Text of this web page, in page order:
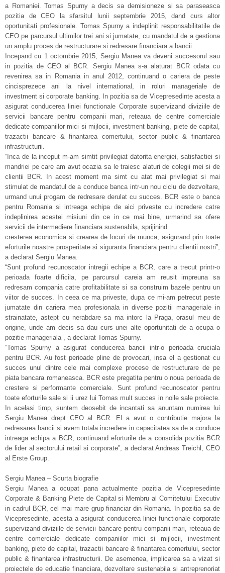
a Romaniei. Tomas Spurny a decis sa demisioneze si sa paraseasca
pozitia de CEO la sfarsitul lunii septembrie 2015, dand curs altor
oportunitati profesionale. Tomas Spurny a indeplinit responsabilitatile de
CEO pe parcursul ultimilor trei ani si jumatate, cu mandatul de a gestiona
un amplu proces de restructurare si redresare financiara a bancii.
Incepand cu 1 octombrie 2015, Sergiu Manea va deveni succesorul sau
in pozitia de CEO al BCR. Sergiu Manea s-a alaturat BCR odata cu
revenirea sa in Romania in anul 2012, continuand o cariera de peste
cincisprezece ani la nivel international, in roluri manageriale de
investment si corporate banking. In pozitia sa de Vicepresedinte acesta a
asigurat conducerea liniei functionale Corporate supervizand diviziile de
servicii bancare pentru companii mari, reteaua de centre comerciale
dedicate companiilor mici si mijlocii, investment banking, piete de capital,
trazactii bancare & finantarea comertului, sector public & finantarea
infrastructurii.
“Inca de la inceput m-am simtit privilegiat datorita energiei, satisfactiei si
mandriei pe care am avut ocazia sa le traiesc alaturi de colegii mei si de
clientii BCR. In acest moment ma simt cu atat mai privilegiat si mai
stimulat de mandatul de a conduce banca intr-un nou ciclu de dezvoltare,
urmand unui progam de redresare derulat cu succes. BCR este o banca
pentru Romania si intreaga echipa de aici priveste cu incredere catre
indeplinirea acestei misiuni din ce in ce mai bine, urmarind sa ofere
servicii de intermediere financiara sustenabila, sprijinind
cresterea economica si crearea de locuri de munca, asigurand prin toate
eforturile noastre prosperitate si siguranta financiara pentru clientii nostri”,
a declarat Sergiu Manea.
“Sunt profund recunoscator intregii echipe a BCR, care a trecut printr-o
perioada foarte dificila, pe parcursul careia am reusit impreuna sa
redresam compania catre profitabilitate si sa construim bazele pentru un
viitor de succes. In ceea ce ma priveste, dupa ce mi-am petrecut peste
jumatate din cariera mea profesionala in diverse pozitii manageriale in
strainatate, astept cu nerabdare sa ma intorc la Praga, orasul meu de
origine, unde am decis sa dau curs unei alte oportunitati de a ocupa o
pozitie manageriala”, a declarat Tomas Spurny.
“Tomas Spurny a asigurat conducerea bancii intr-o perioada cruciala
pentru BCR. Au fost perioade pline de provocari, insa el a gestionat cu
succes unul dintre cele mai complexe procese de restructurare de pe
piata bancara romaneasca. BCR este pregatita pentru o noua perioada de
crestere si performante comerciale. Sunt profund recunoscator pentru
toate eforturile sale si ii urez lui Tomas mult succes in noile sale proiecte.
In acelasi timp, suntem deosebit de incantati sa anuntam numirea lui
Sergiu Manea drept CEO al BCR. El a avut o contributie majora la
redresarea bancii si avem totala incredere in capacitatea sa de a conduce
intreaga echipa a BCR, continuand eforturile de a consolida pozitia BCR
de lider al sectorului retail si corporate”, a declarat Andreas Treichl, CEO
al Erste Group.
Sergiu Manea – Scurta biografie
Sergiu Manea a ocupat pana actualmente pozitia de Vicepresedinte
Corporate & Banking Piete de Capital si Membru al Comitetului Executiv
in cadrul BCR, cel mai mare grup financiar din Romania. In pozitia sa de
Vicepresedinte, acesta a asigurat conducerea liniei functionale corporate
supervizand diviziile de servicii bancare pentru companii mari, reteaua de
centre comerciale dedicate companiilor mici si mijlocii, investment
banking, piete de capital, trazactii bancare & finantarea comertului, sector
public & finantarea infrastructurii. De asemenea, implicarea sa a vizat si
proiectele de educatie financiara, dezvoltare sustenabila si antreprenoriat